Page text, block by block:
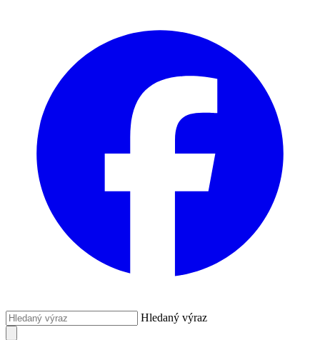
Hledaný výraz